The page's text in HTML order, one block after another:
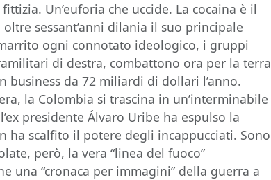
Un’euforia che uccide. La cocaina è il
sessant’anni dilania il suo principale
ogni connotato ideologico, i gruppi
di destra, combattono ora per la terra
business da 72 miliardi di dollari l’anno.
la Colombia si trascina in un’interminabile
presidente Álvaro Uribe ha espulso la
ha scalfito il potere degli incappucciati. Sono
però, la vera “linea del fuoco”
una “cronaca per immagini” della guerra a